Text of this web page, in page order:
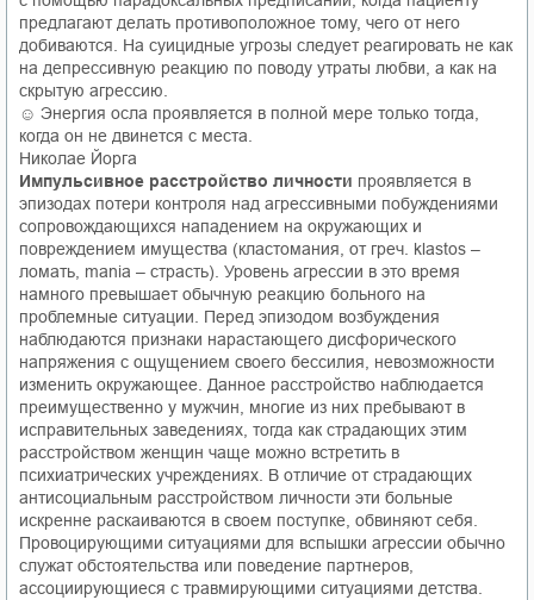
предлагают делать противоположное тому, чего от него
добиваются. На суицидные угрозы следует реагировать не как
на депрессивную реакцию по поводу утраты любви, а как на
скрытую агрессию.
☺ Энергия осла проявляется в полной мере только тогда,
когда он не двинется с места.
Николае Йорга
Импульсивное расстройство личности проявляется в
эпизодах потери контроля над агрессивными побуждениями
сопровождающихся нападением на окружающих и
повреждением имущества (кластомания, от греч. klastos –
ломать, mania – страсть). Уровень агрессии в это время
намного превышает обычную реакцию больного на
проблемные ситуации. Перед эпизодом возбуждения
наблюдаются признаки нарастающего дисфорического
напряжения с ощущением своего бессилия, невозможности
изменить окружающее. Данное расстройство наблюдается
преимущественно у мужчин, многие из них пребывают в
исправительных заведениях, тогда как страдающих этим
расстройством женщин чаще можно встретить в
психиатрических учреждениях. В отличие от страдающих
антисоциальным расстройством личности эти больные
искренне раскаиваются в своем поступке, обвиняют себя.
Провоцирующими ситуациями для вспышки агрессии обычно
служат обстоятельства или поведение партнеров,
ассоциирующиеся с травмирующими ситуациями детства.